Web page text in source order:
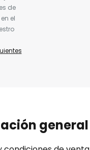
de
el
general